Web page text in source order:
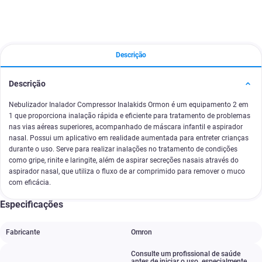
Descrição
Descrição
Nebulizador Inalador Compressor Inalakids Ormon é um equipamento 2 em
1 que proporciona inalação rápida e eficiente para tratamento de problemas
nas vias aéreas superiores, acompanhado de máscara infantil e aspirador
nasal. Possui um aplicativo em realidade aumentada para entreter crianças
durante o uso. Serve para realizar inalações no tratamento de condições
como gripe, rinite e laringite, além de aspirar secreções nasais através do
aspirador nasal, que utiliza o fluxo de ar comprimido para remover o muco
com eficácia.
Especificações
Fabricante Omron
Consulte um profissional de saúde